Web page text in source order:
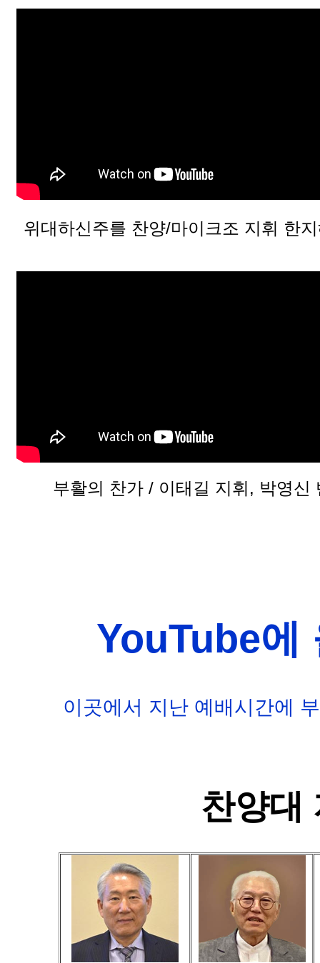
위대하신주를 찬양/마이크조 지휘 한
부활의 찬가 / 이태길 지휘, 박영신
YouTube에
이곳에서 지난 예배시간에
찬양대